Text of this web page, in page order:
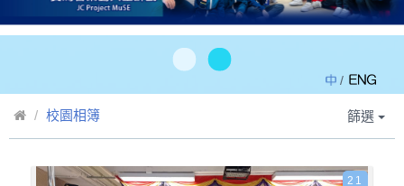
/
校園相簿 篩選
21